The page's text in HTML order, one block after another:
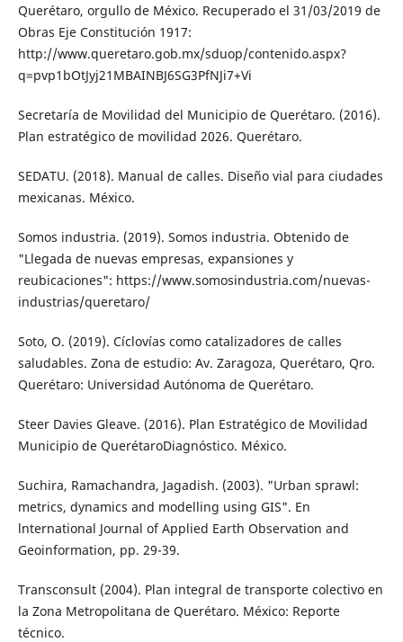
Querétaro, orgullo de México. Recuperado el 31/03/2019 de
Obras Eje Constitución 1917:
http://www.queretaro.gob.mx/sduop/contenido.aspx?
q=pvp1bOtJyj21MBAINBJ6SG3PfNJi7+Vi
Secretaría de Movilidad del Municipio de Que­rétaro. (2016).
Plan estratégico de movili­dad 2026. Querétaro.
SEDATU. (2018). Manual de calles. Diseño vial para ciudades
mexicanas. México.
Somos industria. (2019). Somos industria. Obtenido de
"Llegada de nuevas empre­sas, expansiones y
reubicaciones": https://www.somosindustria.com/nuevas-
indus­trias/queretaro/
Soto, O. (2019). Cíclovías como catalizadores de calles
saludables. Zona de estudio: Av. Zaragoza, Querétaro, Qro.
Querétaro: Uni­versidad Autónoma de Querétaro.
Steer Davies Gleave. (2016). Plan Estratégico de Movilidad
Municipio de Querétaro­Diagnóstico. México.
Suchira, Ramachandra, Jagadish. (2003). "Ur­ban sprawl:
metrics, dynamics and model­ling using GIS". En
lnternational Journal of Applied Earth Observation and
Geoinfor­mation, pp. 29-39.
Transconsult (2004). Plan integral de trans­porte colectivo en
la Zona Metropolitana de Querétaro. México: Reporte
técnico.